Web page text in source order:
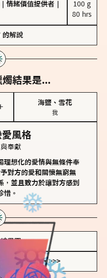
情緒價值提供者
100 g
80 hrs
的解說
結果是...
海鹽、雪花
我
風格
奉獻
理想化的愛情與無條件奉
對方的愛和關懷無窮無
，並且致力於讓對方感到
惜。
果圖
氛類型全解析 >>>